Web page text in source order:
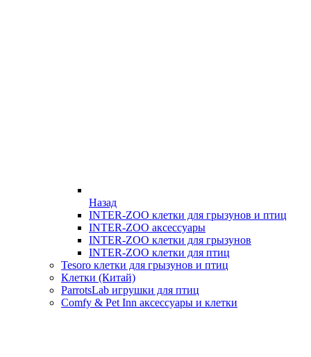
Назад
INTER-ZOO клетки для грызунов и птиц
INTER-ZOO аксессуары
INTER-ZOO клетки для грызунов
INTER-ZOO клетки для птиц
Tesoro клетки для грызунов и птиц
Клетки (Китай)
ParrotsLab игрушки для птиц
Comfy & Pet Inn аксессуары и клетки